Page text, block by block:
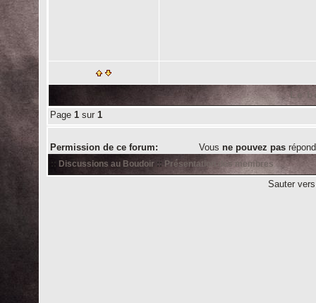
Le
Page 1 sur 1
Permission de ce forum: Vous ne pouvez pas
:: Discussions au Boudoir :: Présentation des membres
Sauter